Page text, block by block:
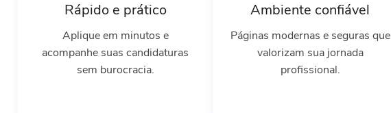
Rápido e prático
Aplique em minutos e
acompanhe suas candidaturas
sem burocracia.
Ambiente confiável
Páginas modernas e seguras que
valorizam sua jornada
profissional.